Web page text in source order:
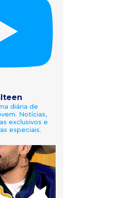
diária de
Notícias,
exclusivos e
especiais.